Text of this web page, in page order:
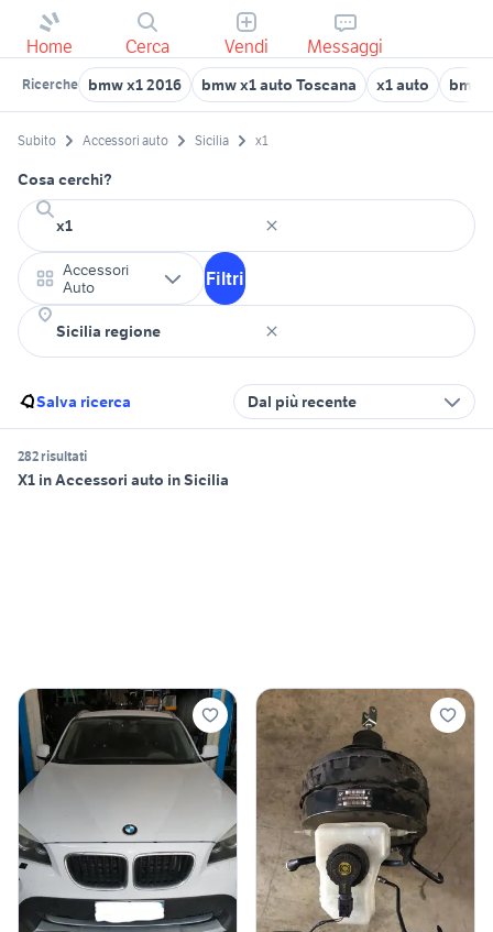
Home Cerca Vendi Messaggi
Ricerche bmw x1 2016 bmw x1 auto Toscana x1 auto bmw
Subito Accessori auto Sicilia x1
Cosa cerchi?
Accessori
Auto
Filtri
Salva ricerca Dal più recente
282 risultati
X1 in Accessori auto in Sicilia